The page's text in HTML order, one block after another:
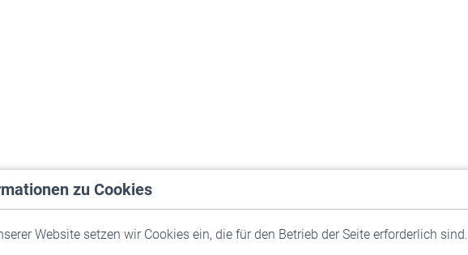
zu Cookies
Website setzen wir Cookies ein, die für den Betrieb der Seite erforderlich sind.